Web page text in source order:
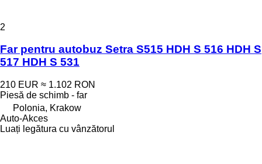
2
Far pentru autobuz Setra S515 HDH S 516 HDH S
517 HDH S 531
210 EUR ≈ 1.102 RON
Piesă de schimb - far
Polonia, Krakow
Auto-Akces
Luați legătura cu vânzătorul